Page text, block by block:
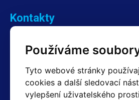
Používáme
Tyto webové stránky
cookies a další sledovací
vylepšení uživatelského
Kontakty
+420 603 357 606 +420 605
Fakturační a expediční oddělení
+420 605 259 759 (Po–Pá: 7:30 – 15:00)